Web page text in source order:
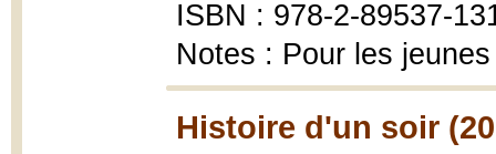
ISBN : 978-2-89537-
Notes : Pour les
Histoire d'un soir